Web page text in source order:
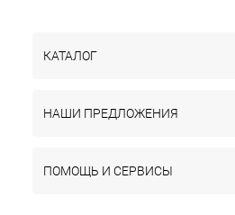
КАТАЛОГ
НАШИ ПРЕДЛОЖЕНИЯ
ПОМОЩЬ И СЕРВИСЫ